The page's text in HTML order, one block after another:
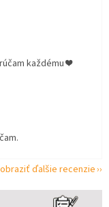
každému ❤️
ďalšie recenzie